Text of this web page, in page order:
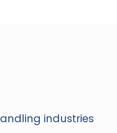
industries